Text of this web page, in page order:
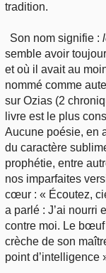
tradition.
Son nom signifie :
semble avoir
et où il avait au
nommé comme
sur Ozias (2
livre est le plus
Aucune poésie, en
du caractère
prophétie, entre
nos imparfaites
cœur : « Écoutez,
a parlé : J’ai nourri
contre moi. Le bœuf
crèche de son
point d’intelligence